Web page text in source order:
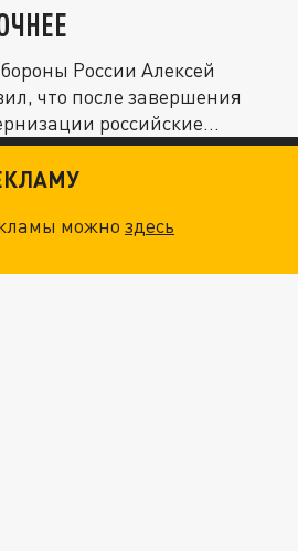
России Алексей
что после завершения
российские...
можноздесь